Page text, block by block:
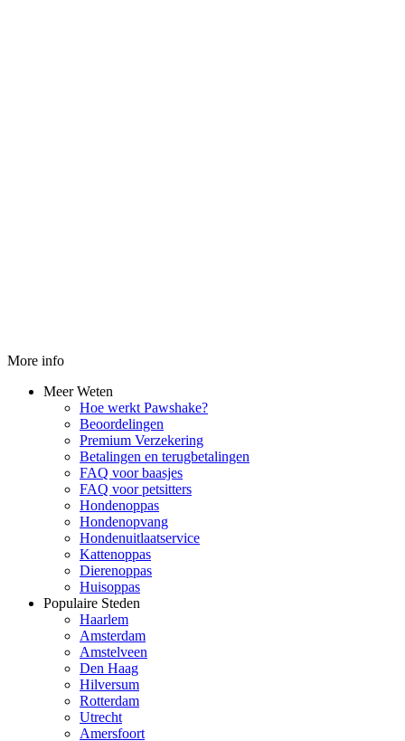
More info
Meer Weten
Hoe werkt Pawshake?
Beoordelingen
Premium Verzekering
Betalingen en terugbetalingen
FAQ voor baasjes
FAQ voor petsitters
Hondenoppas
Hondenopvang
Hondenuitlaatservice
Kattenoppas
Dierenoppas
Huisoppas
Populaire Steden
Haarlem
Amsterdam
Amstelveen
Den Haag
Hilversum
Rotterdam
Utrecht
Amersfoort